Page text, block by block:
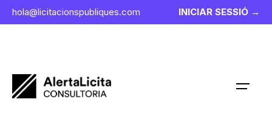
Skip
to
hola@licitacionspubliques.com INICIAR SESSIÓ →